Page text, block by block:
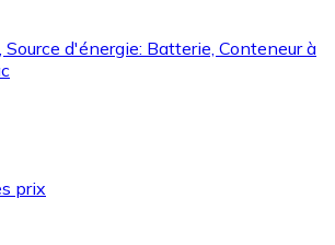
d'énergie: Batterie, Conteneur à
prix